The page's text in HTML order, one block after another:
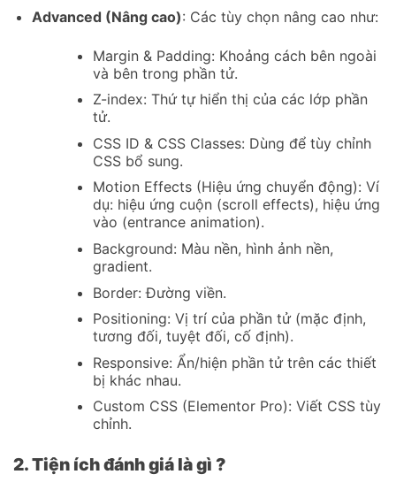
Advanced (Nâng cao): Các tùy chọn nâng cao như:
Margin & Padding: Khoảng cách bên ngoài
và bên trong phần tử.
Z-index: Thứ tự hiển thị của các lớp phần
tử.
CSS ID & CSS Classes: Dùng để tùy chỉnh
CSS bổ sung.
Motion Effects (Hiệu ứng chuyển động): Ví
dụ: hiệu ứng cuộn (scroll effects), hiệu ứng
vào (entrance animation).
Background: Màu nền, hình ảnh nền,
gradient.
Border: Đường viền.
Positioning: Vị trí của phần tử (mặc định,
tương đối, tuyệt đối, cố định).
Responsive: Ẩn/hiện phần tử trên các thiết
bị khác nhau.
Custom CSS (Elementor Pro): Viết CSS tùy
chỉnh.
2. Tiện ích đánh giá là gì ?